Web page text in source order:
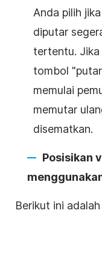
Anda pilih
diputar
tertentu. Jika
tombol
memulai
memutar
disematkan.
Posisikan
Berikut ini